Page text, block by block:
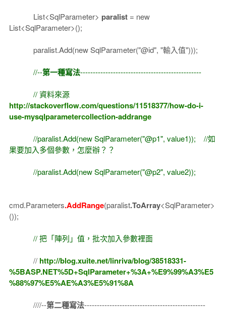
List<SqlParameter> paralist= new
List<SqlParameter>();
paralist.Add(new SqlParameter("@id", "輸入值")));
//--第一種寫法------------------------------------------------
// 資料來源
http://stackoverflow.com/questions/11518377/how-do-i-
use-mysqlparametercollection-addrange
//paralist.Add(new SqlParameter("@p1", value1)); //如
果要加入多個參數，怎麼辦？？
//paralist.Add(new SqlParameter("@p2", value2));
cmd.Parameters.AddRange(paralist.ToArray<SqlParameter>
());
// 把「陣列」值，批次加入參數裡面
// http://blog.xuite.net/linriva/blog/38518331-
%5BASP.NET%5D+SqlParameter+%3A+%E9%99%A3%E5
%88%97%E5%AE%A3%E5%91%8A
////--第二種寫法------------------------------------------------